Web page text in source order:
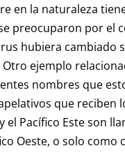
en la naturaleza
preocuparon por el
hubiera cambiado
ejemplo
nombres que
que reciben
Pacífico Este son
Oeste, o solo como